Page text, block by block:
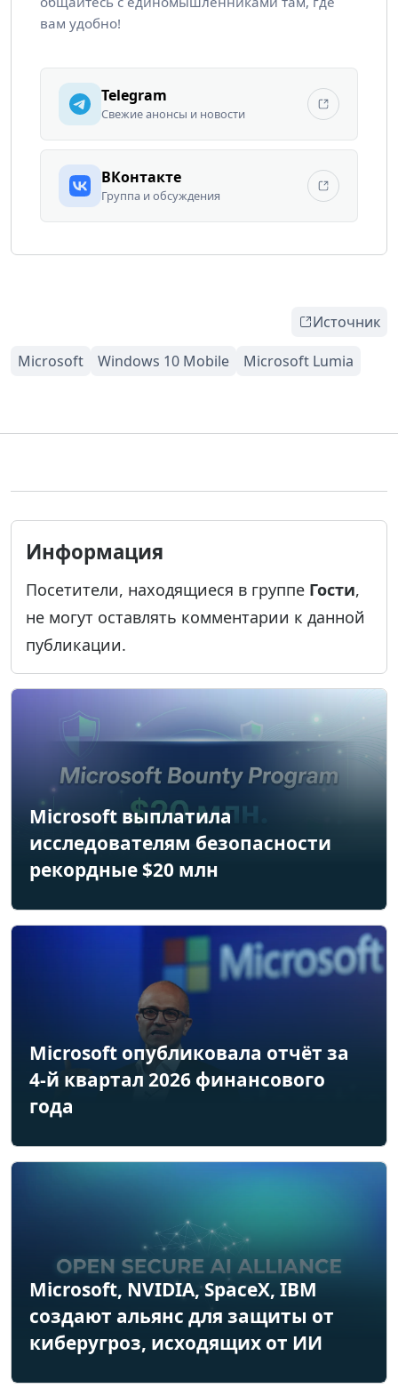
вам удобно!
Telegram
Свежие анонсы и новости
ВКонтакте
Группа и обсуждения
Источник
Информация
Посетители, находящиеся в группе Гости,
не могут оставлять комментарии к данной
публикации.
Microsoft выплатила
исследователям безопасности
рекордные $20 млн
Microsoft опубликовала отчёт за
4-й квартал 2026 финансового
года
Microsoft, NVIDIA, SpaceX, IBM
создают альянс для защиты от
киберугроз, исходящих от ИИ